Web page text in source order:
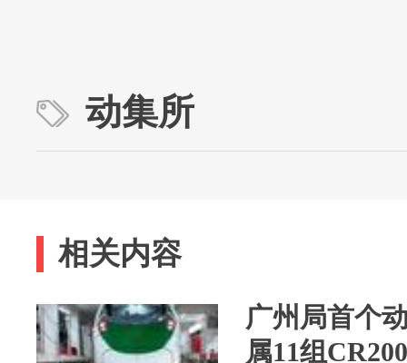
动集所
相关内容
广州局首个
属11组